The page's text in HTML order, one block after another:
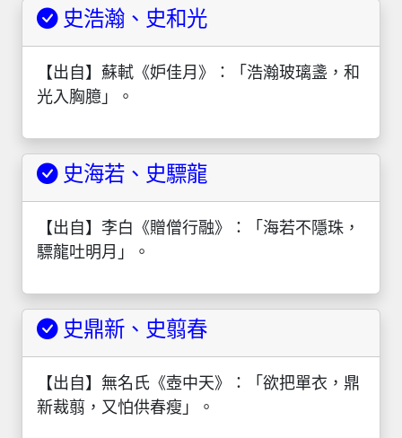
史浩瀚、史和光
【出自】蘇軾《妒佳月》：「浩瀚玻璃盞，和
光入胸臆」。
史海若、史驃龍
【出自】李白《贈僧行融》：「海若不隱珠，
驃龍吐明月」。
史鼎新、史翦春
【出自】無名氏《壺中天》：「欲把單衣，鼎
新裁翦，又怕供春瘦」。